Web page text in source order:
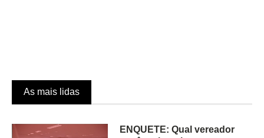
As mais lidas
ENQUETE: Qual vereador